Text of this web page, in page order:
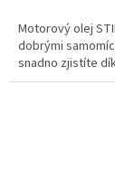
Motorový olej
dobrými
snadno zjistíte